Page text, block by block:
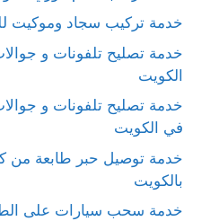
خدمة تركيب سجاد وموكيت
خدمة تصليح تلفونات و
الكويت
خدمة تصليح تلفونات و
في الكويت
خدمة توصيل حبر طابعة من
بالكويت
خدمة سحب سيارات على